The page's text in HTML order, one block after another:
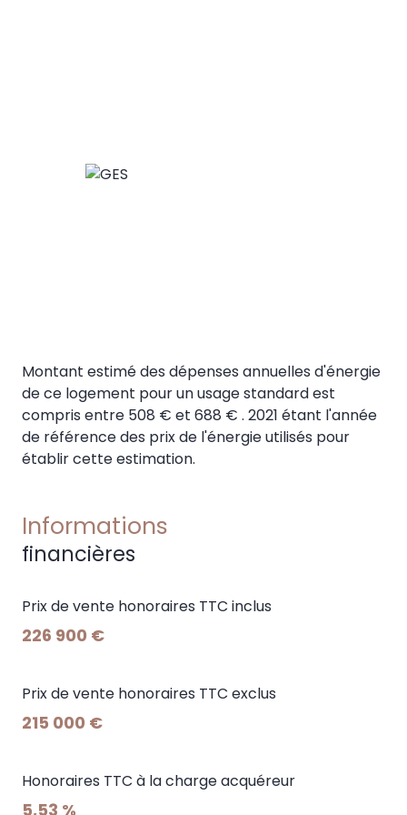
Montant estimé des dépenses annuelles d'énergie
de ce logement pour un usage standard est
compris entre 508 € et 688 € . 2021 étant l'année
de référence des prix de l'énergie utilisés pour
établir cette estimation.
Informations
financières
Prix de vente honoraires TTC inclus
226 900 €
Prix de vente honoraires TTC exclus
215 000 €
Honoraires TTC à la charge acquéreur
5,53 %